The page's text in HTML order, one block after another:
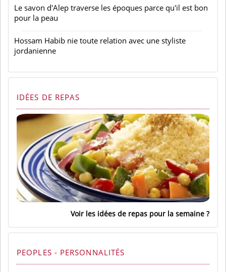
Le savon d'Alep traverse les époques parce qu'il est bon
pour la peau
Hossam Habib nie toute relation avec une styliste
jordanienne
IDÉES DE REPAS
Voir les idées de repas pour la semaine
PEOPLES - PERSONNALITÉS